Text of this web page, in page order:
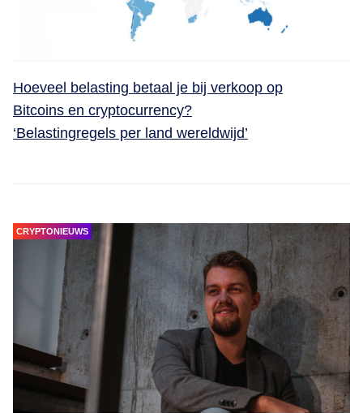
Hoeveel belasting betaal je bij verkoop op
Bitcoins en cryptocurrency?
‘Belastingregels per land wereldwijd’
CRYPTONIEUWS